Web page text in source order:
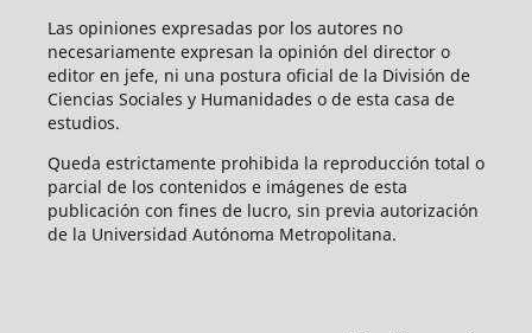
Las opiniones expresadas por los autores no
necesariamente expresan la opinión del director o
editor en jefe, ni una postura oficial de la División de
Ciencias Sociales y Humanidades o de esta casa de
estudios.
Queda estrictamente prohibida la reproducción total o
parcial de los contenidos e imágenes de esta
publicación con fines de lucro, sin previa autorización
de la Universidad Autónoma Metropolitana.